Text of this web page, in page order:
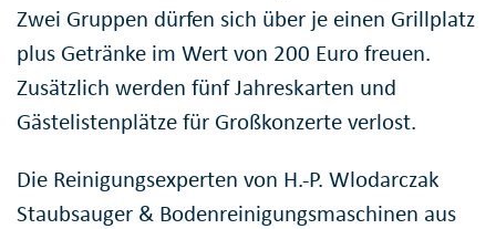
Zwei Gruppen dürfen sich über je einen Grillplatz
plus Getränke im Wert von 200 Euro freuen.
Zusätzlich werden fünf Jahreskarten und
Gästelistenplätze für Großkonzerte verlost.
Die Reinigungsexperten von H.-P. Wlodarczak
Staubsauger & Bodenreinigungsmaschinen aus